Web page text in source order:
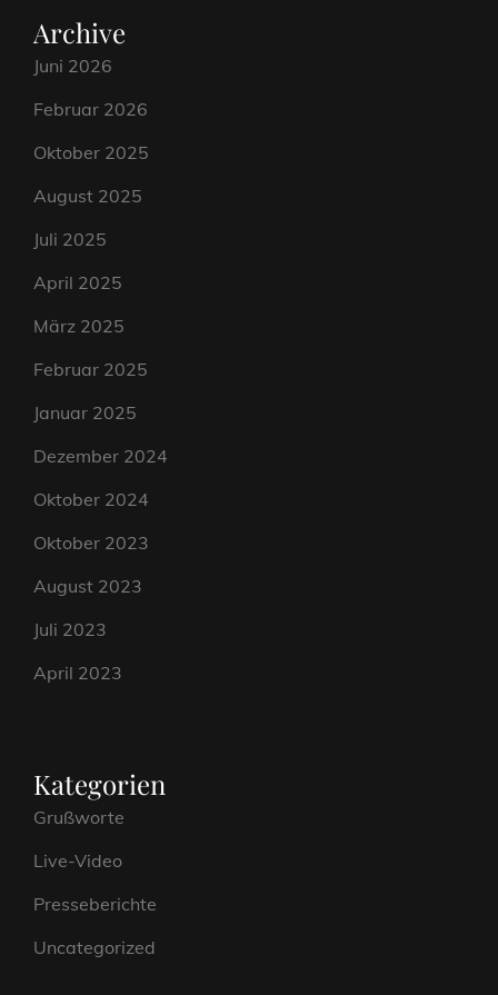
Archive
Juni 2026
Februar 2026
Oktober 2025
August 2025
Juli 2025
April 2025
März 2025
Februar 2025
Januar 2025
Dezember 2024
Oktober 2024
Oktober 2023
August 2023
Juli 2023
April 2023
Kategorien
Grußworte
Live-Video
Presseberichte
Uncategorized